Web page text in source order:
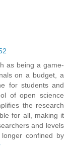
as being a game-
on a budget, a
for students and
of open science
the research
for all, making it
and levels
confined by